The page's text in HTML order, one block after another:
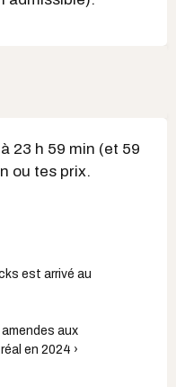
23 h 59 min (et 59
ou tes prix.
est arrivé au
aux
en 2024 ›